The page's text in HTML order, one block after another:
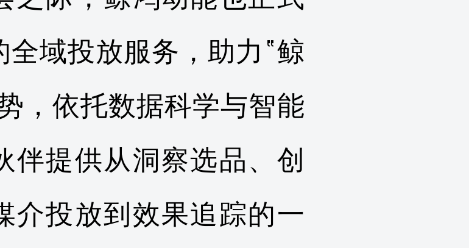
域投放服务，助力“鲸
，依托数据科学与智能
伴提供从洞察选品、创
介投放到效果追踪的一